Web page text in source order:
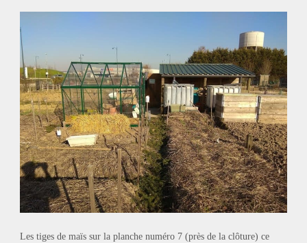
Les tiges de maïs sur la planche numéro 7 (près de la clôture) ce